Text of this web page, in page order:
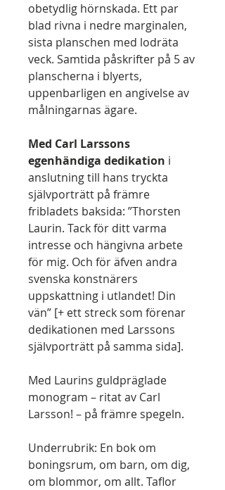
obetydlig hörnskada. Ett par
blad rivna i nedre marginalen,
sista planschen med lodräta
veck. Samtida påskrifter på 5 av
planscherna i blyerts,
uppenbarligen en angivelse av
målningarnas ägare.
Med Carl Larssons
egenhändiga dedikation i
anslutning till hans tryckta
självporträtt på främre
fribladets baksida: ”Thorsten
Laurin. Tack för ditt varma
intresse och hängivna arbete
för mig. Och för äfven andra
svenska konstnärers
uppskattning i utlandet! Din
vän” [+ ett streck som förenar
dedikationen med Larssons
självporträtt på samma sida].
Med Laurins guldpräglade
monogram – ritat av Carl
Larsson! – på främre spegeln.
Underrubrik: En bok om
boningsrum, om barn, om dig,
om blommor, om allt. Taflor